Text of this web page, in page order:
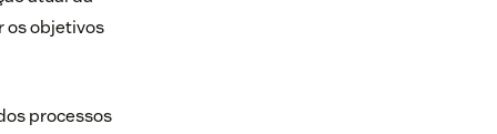
os objetivos
processos